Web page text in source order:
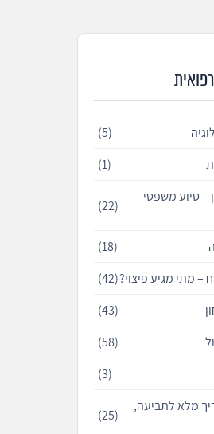
(5)
(1)
– סיוע משפטי
(22)
(18)
– מתי מגיע פיצוי?(42)
(43)
(58)
(3)
מלא לתביעה,
(25)